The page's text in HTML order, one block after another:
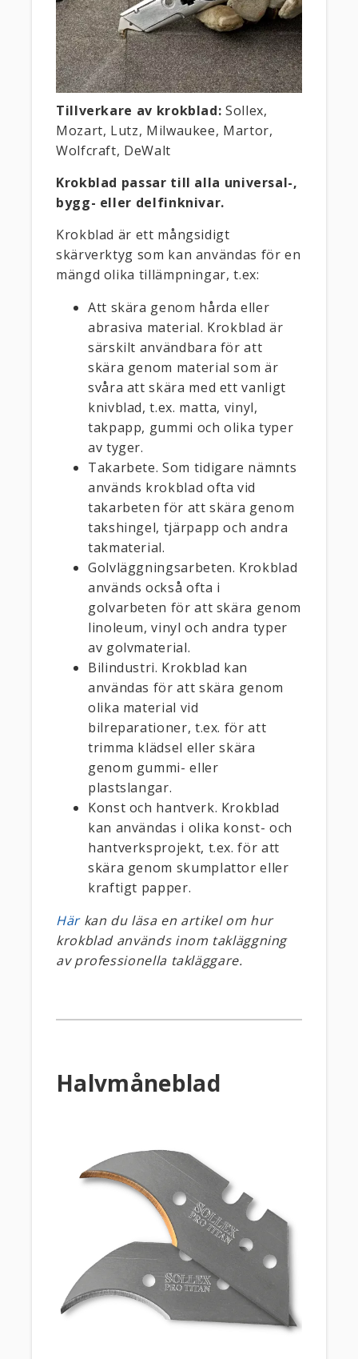
Tillverkare av krokblad: Sollex,
Mozart, Lutz, Milwaukee, Martor,
Wolfcraft, DeWalt
Krokblad passar till alla universal-,
bygg- eller delfinknivar.
Krokblad är ett mångsidigt
skärverktyg som kan användas för en
mängd olika tillämpningar, t.ex:
Att skära genom hårda eller
abrasiva material. Krokblad är
särskilt användbara för att
skära genom material som är
svåra att skära med ett vanligt
knivblad, t.ex. matta, vinyl,
takpapp, gummi och olika typer
av tyger.
Takarbete. Som tidigare nämnts
används krokblad ofta vid
takarbeten för att skära genom
takshingel, tjärpapp och andra
takmaterial.
Golvläggningsarbeten. Krokblad
används också ofta i
golvarbeten för att skära genom
linoleum, vinyl och andra typer
av golvmaterial.
Bilindustri. Krokblad kan
användas för att skära genom
olika material vid
bilreparationer, t.ex. för att
trimma klädsel eller skära
genom gummi- eller
plastslangar.
Konst och hantverk. Krokblad
kan användas i olika konst- och
hantverksprojekt, t.ex. för att
skära genom skumplattor eller
kraftigt papper.
Härkan du läsa en artikel om hur
krokblad används inom takläggning
av professionella takläggare.
Halvmåneblad